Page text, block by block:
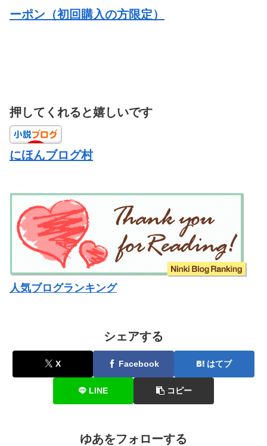
ーポン（初回購入の方限定）
押してくれると嬉しいです
にほんブログ村
人気ブログランキング
シェアする
X Facebook はてブ
LINE コピー
ゆあをフォローする